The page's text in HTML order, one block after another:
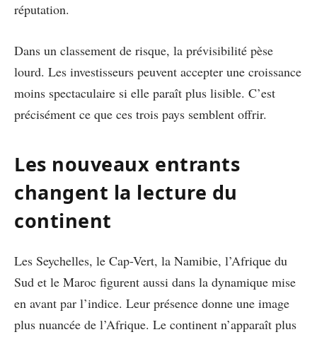
réputation.
Dans un classement de risque, la prévisibilité pèse
lourd. Les investisseurs peuvent accepter une croissance
moins spectaculaire si elle paraît plus lisible. C’est
précisément ce que ces trois pays semblent offrir.
Les nouveaux entrants
changent la lecture du
continent
Les Seychelles, le Cap-Vert, la Namibie, l’Afrique du
Sud et le Maroc figurent aussi dans la dynamique mise
en avant par l’indice. Leur présence donne une image
plus nuancée de l’Afrique. Le continent n’apparaît plus